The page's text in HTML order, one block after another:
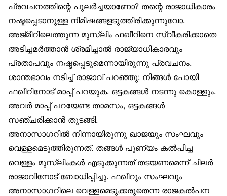
പ്രവചനത്തിന്റെ പുലർച്ചയാണോ? തന്റെ രാജാധികാരം
നഷ്ടപ്പെടാനുള്ള നിമിഷങ്ങളടുത്തിരിക്കുന്നുവോ.
അജ്മീറിലെത്തുന്ന മുസ്‌ലിം ഫഖീറിനെ സ്വീകരിക്കാതെ
അടിച്ചമർത്താൻ ശ്രമിച്ചാൽ രാജ്യാധികാരവും
പ്രതാപവും നഷ്ടപ്പെടുമെന്നായിരുന്നു പ്രവചനം.
ശാന്തഭാവം നടിച്ച് രാജാവ് പറഞ്ഞു: നിങ്ങൾ പോയി
ഫഖീറിനോട് മാപ്പ് പറയുക. ഒട്ടകങ്ങൾ നടന്നു കൊള്ളും.
അവർ മാപ്പ് പറയേണ്ട താമസം, ഒട്ടകങ്ങൾ
സഞ്ചരിക്കാൻ തുടങ്ങി.
അനാസാഗറിൽ നിന്നായിരുന്നു ഖാജയും സംഘവും
വെള്ളമെടുത്തിരുന്നത്. തങ്ങൾ പുണ്യം കൽപിച്ച
വെള്ളം മുസ്‌ലിംകൾ എടുക്കുന്നത് തടയണമെന്ന് ചിലർ
രാജാവിനോട് ബോധിപ്പിച്ചു. ഫഖീറും സംഘവും
അനാസാഗറിലെ വെള്ളമെടുക്കരുതെന്ന രാജകൽപന